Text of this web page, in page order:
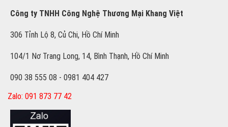
Công ty TNHH Công Nghệ Thương Mại Khang Việt
306 Tỉnh Lộ 8, Củ Chi, Hồ Chí Minh
104/1 Nơ Trang Long, 14, Bình Thạnh, Hồ Chí Minh
090 38 555 08 - 0981 404 427
Zalo: 091 873 77 42